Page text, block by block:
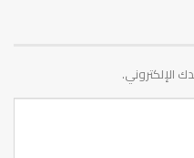
الإلكتروني.